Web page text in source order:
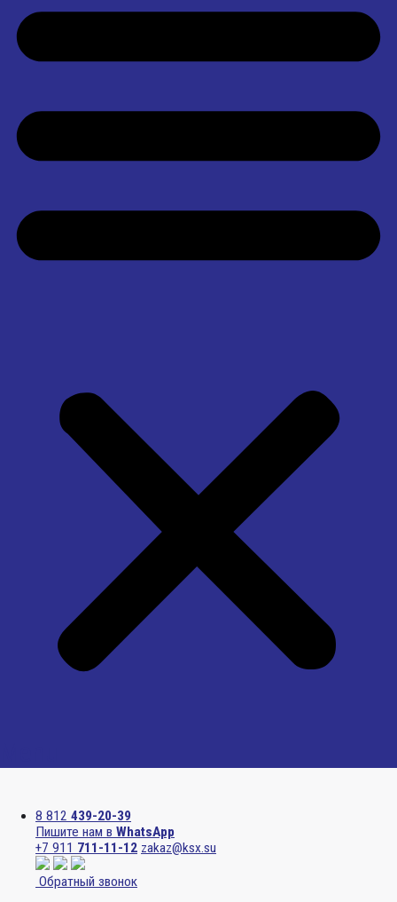
8 812 439-20-39
Пишите нам в WhatsApp
+7 911 711-11-12 zakaz@ksx.su
Обратный звонок